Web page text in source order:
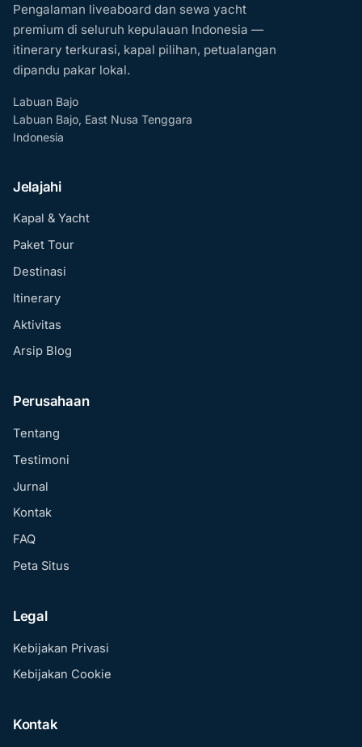
Pengalaman liveaboard dan sewa yacht
premium di seluruh kepulauan Indonesia —
itinerary terkurasi, kapal pilihan, petualangan
dipandu pakar lokal.
Labuan Bajo
Labuan Bajo, East Nusa Tenggara
Indonesia
Jelajahi
Kapal & Yacht
Paket Tour
Destinasi
Itinerary
Aktivitas
Arsip Blog
Perusahaan
Tentang
Testimoni
Jurnal
Kontak
FAQ
Peta Situs
Legal
Kebijakan Privasi
Kebijakan Cookie
Kontak